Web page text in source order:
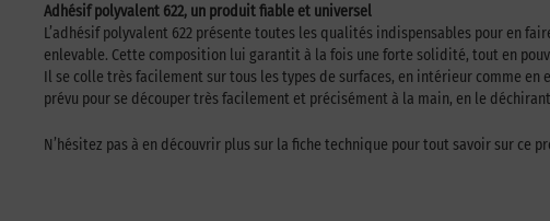
Adhésif polyvalent 622, un produit fiable et universel
L’adhésif polyvalent 622 présente toutes les qualités indispensables pour en
enlevable. Cette composition lui garantit à la fois une forte solidité, tout en
Il se colle très facilement sur tous les types de surfaces, en intérieur comme
prévu pour se découper très facilement et précisément à la main, en le
N’hésitez pas à en découvrir plus sur la fiche technique pour tout savoir sur ce